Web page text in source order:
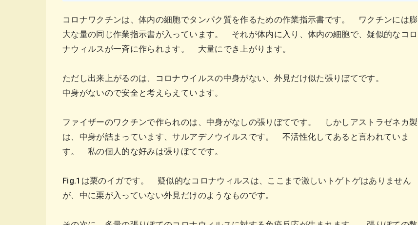
コロナワクチンは、体内の細胞でタンパク質を作るための作業指示書です。 ワクチンには膨
大な量の同じ作業指示書が入っています。 それが体内に入り、体内の細胞で、疑似的なコロ
ナウィルスが一斉に作られます。 大量にでき上がります。
ただし出来上がるのは、コロナウイルスの中身がない、外見だけ似た張りぼてです。
中身がないので安全と考えらえています。
ファイザーのワクチンで作られのは、中身がなしの張りぼてです。 しかしアストラゼネカ製
は、中身が詰まっています、サルアデノウイルスです。 不活性化してあると言われていま
す。 私の個人的な好みは張りぼてです。
Fig.1は栗のイガです。 疑似的なコロナウィルスは、ここまで激しいトゲトゲはありません
が、中に栗が入っていない外見だけのようなものです。